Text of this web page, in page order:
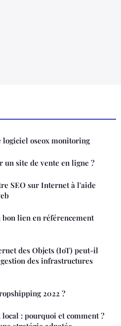
logiciel oseox monitoring
un site de vente en ligne ?
SEO sur Internet à l'aide
bon lien en référencement
des Objets (IoT) peut-il
des infrastructures
2022 ?
local : pourquoi et comment ?